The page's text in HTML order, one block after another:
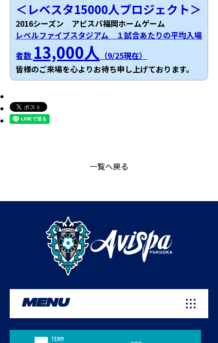
＜レベスタ15000人プロジェクト＞
2016シーズン アビスパ福岡ホームゲーム
レベルファイブスタジアム １試合あたりの平均入場
者数 13,000人 （9/25現在）
皆様のご来場を心よりお待ち申し上げております。
一覧へ戻る
MENU